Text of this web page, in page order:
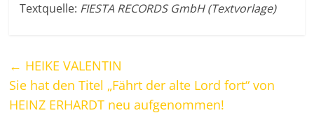
Textquelle: FIESTA RECORDS GmbH (Textvorlage)
← HEIKE VALENTIN
Sie hat den Titel „Fährt der alte Lord fort“ von
HEINZ ERHARDT neu aufgenommen!